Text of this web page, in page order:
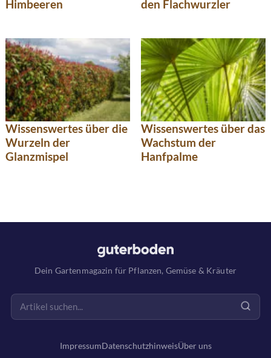
Himbeeren
den Flachwurzler
Wissenswertes über die
Wurzeln der
Glanzmispel
Wissenswertes über das
Wachstum der
Hanfpalme
Dein Gartenmagazin für Pflanzen, Gemüse & Kräuter
ImpressumDatenschutzhinweisÜber uns